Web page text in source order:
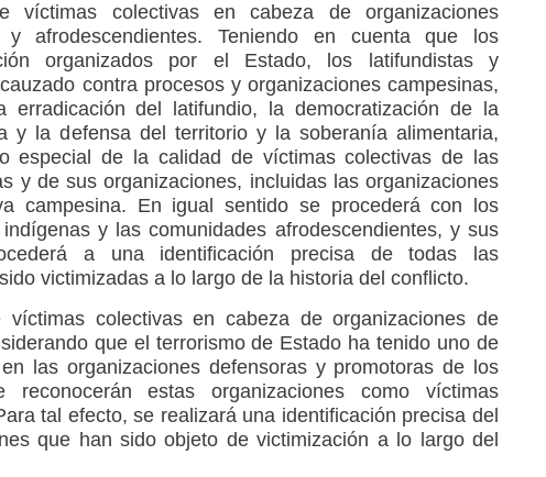
víctimas colectivas en cabeza de organizaciones
y afrodescendientes. Teniendo en cuenta que los
organizados por el Estado, los latifundistas y
contra procesos y organizaciones campesinas,
del latifundio, la democratización de la
y la defensa del territorio y la soberanía alimentaria,
especial de la calidad de víctimas colectivas de las
y de sus organizaciones, incluidas las organizaciones
campesina. En igual sentido se procederá con los
y las comunidades afrodescendientes, y sus
a una identificación precisa de todas las
victimizadas a lo largo de la historia del conflicto.
víctimas colectivas en cabeza de organizaciones de
que el terrorismo de Estado ha tenido uno de
las organizaciones defensoras y promotoras de los
reconocerán estas organizaciones como víctimas
tal efecto, se realizará una identificación precisa del
que han sido objeto de victimización a lo largo del